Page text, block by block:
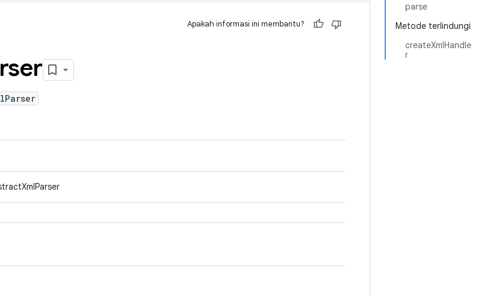
parse
Metode terlindungi
createXmlHandle
r
Apakah informasi ini membantu?